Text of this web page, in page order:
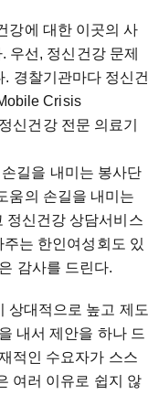
강에 대한 이곳의 사
우선, 정신건강 문제
경찰기관마다 정신건
Crisis
신건강 전문 의료기
길을 내미는 봉사단
움의 손길을 내미는
정신건강 상담서비스
는 한인여성회도 있
감사를 드린다.
상대적으로 높고 제도
내서 제안을 하나 드
적인 수요자가 스스
여러 이유로 쉽지 않